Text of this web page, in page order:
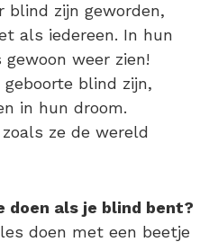
blind zijn geworden,
als iedereen. In hun
weer zien!
blind zijn,
in hun droom.
ze de wereld
doen als je blind bent?
doen met een beetje